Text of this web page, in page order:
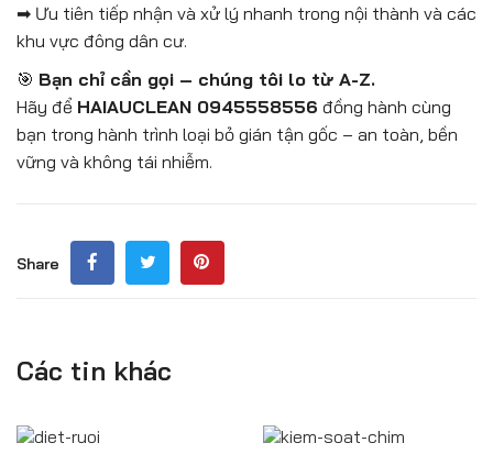
➡ Ưu tiên tiếp nhận và xử lý nhanh trong nội thành và các
khu vực đông dân cư.
🎯 Bạn chỉ cần gọi – chúng tôi lo từ A-Z.
Hãy để HAIAUCLEAN 0945558556 đồng hành cùng
bạn trong hành trình loại bỏ gián tận gốc – an toàn, bền
vững và không tái nhiễm.
Share
Các tin khác